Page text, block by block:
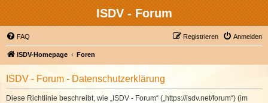
ISDV - Forum
FAQ Anmelden
Registrieren
ISDV-Homepage Foren
ISDV - Forum - Datenschutzerklärung
Diese Richtlinie beschreibt, wie „ISDV - Forum“ („https://isdv.net/forum“) (im